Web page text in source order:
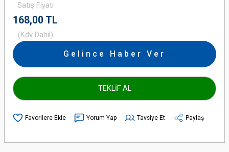
Satış Fiyatı
168,00 TL
(Kdv Dahil)
Gelince Haber Ver
TEKLİF AL
Yorum Yap Tavsiye Et Paylaş